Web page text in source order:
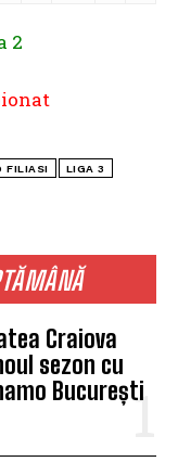
Craiova
sezon cu
București
2
FILIASI LIGA 3